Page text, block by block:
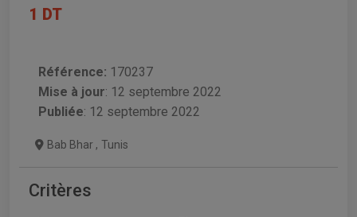
1 DT
Référence: 170237
Mise à jour: 12 septembre 2022
Publiée: 12 septembre 2022
Bab Bhar , Tunis
Critères